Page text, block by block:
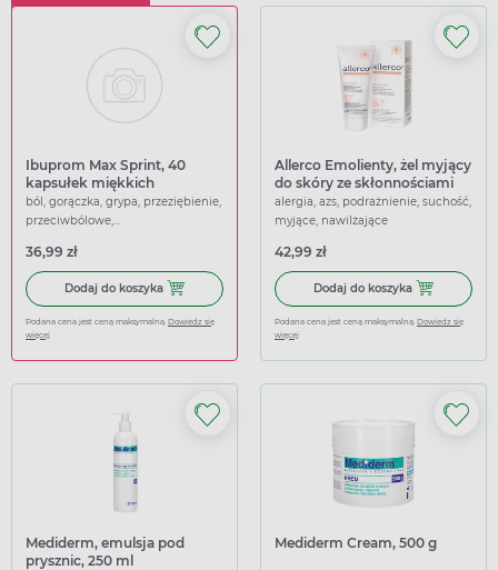
Ibuprom Max Sprint, 40
kapsułek miękkich
ból, gorączka, grypa, przeziębienie,
przeciwbólowe,
36,99 zł
Dodaj do koszyka Dodaj do koszyka Ibuprom Max Sprint, 40 kapsułek
Podana cena jest ceną maksymalną. Dowiedz się
więcej
Allerco Emolienty, żel myjący
do skóry ze skłonnościami
do podrażnień i alergii, 200
ml
alergia, azs, podrażnienie, suchość,
myjące, nawilżające
42,99 zł
Dodaj do koszyka Dodaj do
Podana cena jest ceną maksymalną. Dowiedz się
więcej
Mediderm, emulsja pod
prysznic, 250 ml
Mediderm Cream, 500 g